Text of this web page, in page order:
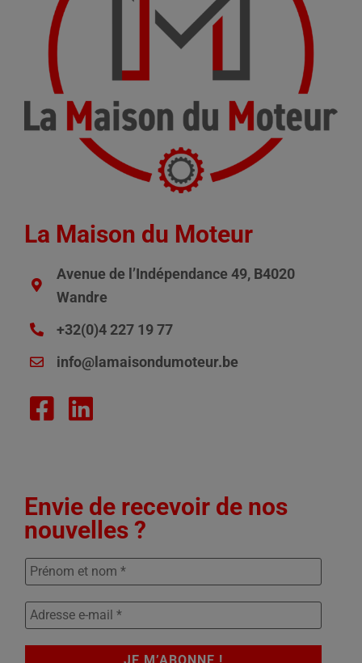
La Maison du Moteur
Avenue de l’Indépendance 49, B4020
Wandre
+32(0)4 227 19 77
info@lamaisondumoteur.be
Envie de recevoir de nos
nouvelles ?